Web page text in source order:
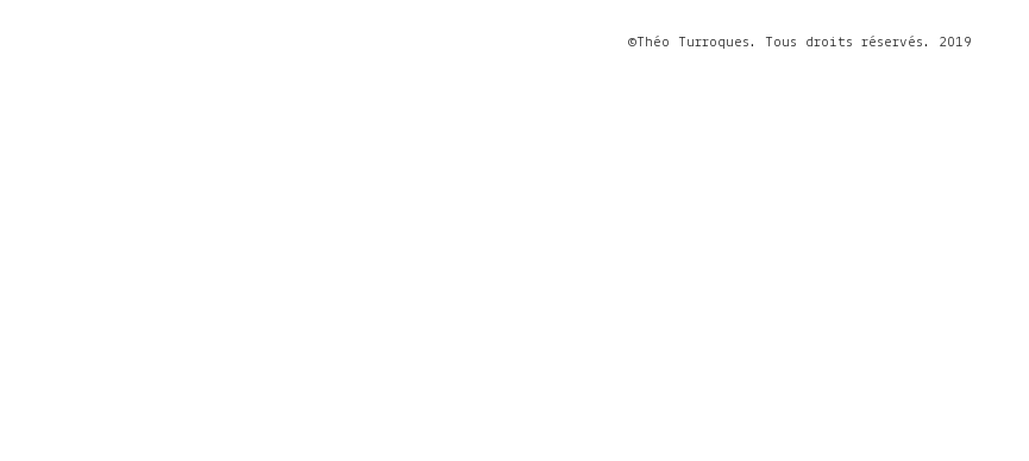
©Théo Turroques. Tous droits réservés. 2019